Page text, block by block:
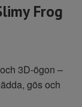
Frog
3D-ögon –
gös och